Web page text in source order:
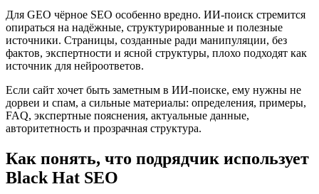
Для GEO чёрное SEO особенно вредно. ИИ-поиск стремится
опираться на надёжные, структурированные и полезные
источники. Страницы, созданные ради манипуляции, без
фактов, экспертности и ясной структуры, плохо подходят как
источник для нейроответов.
Если сайт хочет быть заметным в ИИ-поиске, ему нужны не
дорвеи и спам, а сильные материалы: определения, примеры,
FAQ, экспертные пояснения, актуальные данные,
авторитетность и прозрачная структура.
Как понять, что подрядчик использует
Black Hat SEO